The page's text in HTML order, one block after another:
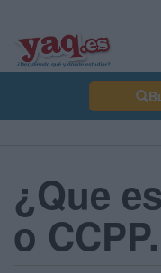
¿Que
o CCPP.